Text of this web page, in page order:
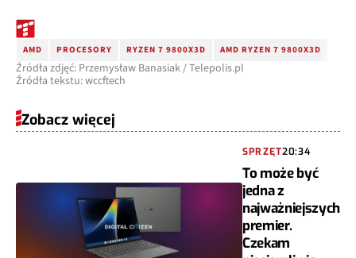
AMD PROCESORY RYZEN 7 9800X3D AMD RYZEN 7 9800X3D
Źródła zdjęć: Przemysław Banasiak / Telepolis.pl
Źródła tekstu: wccftech
Zobacz więcej
SPRZĘT20:34
To może być
jedna z
najważniejszych
premier.
Czekam